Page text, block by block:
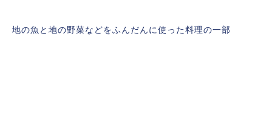
地の魚と地の野菜などをふんだんに使った料理の一部